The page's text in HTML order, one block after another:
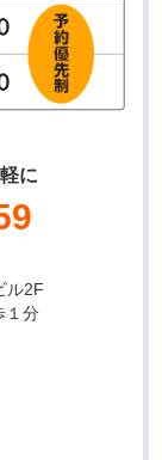
に
ル2F
１分